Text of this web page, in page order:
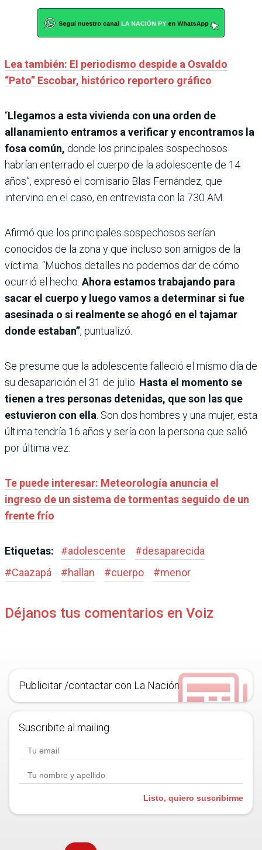
Lea también: El periodismo despide a Osvaldo
“Pato” Escobar, histórico reportero gráfico
“Llegamos a esta vivienda con una orden de
allanamiento entramos a verificar y encontramos la
fosa común, donde los principales sospechosos
habrían enterrado el cuerpo de la adolescente de 14
años”, expresó el comisario Blas Fernández, que
intervino en el caso, en entrevista con la 730 AM.
Afirmó que los principales sospechosos serían
conocidos de la zona y que incluso son amigos de la
víctima. “Muchos detalles no podemos dar de cómo
ocurrió el hecho. Ahora estamos trabajando para
sacar el cuerpo y luego vamos a determinar si fue
asesinada o si realmente se ahogó en el tajamar
donde estaban”, puntualizó.
Se presume que la adolescente falleció el mismo día de
su desaparición el 31 de julio. Hasta el momento se
tienen a tres personas detenidas, que son las que
estuvieron con ella. Son dos hombres y una mujer, esta
última tendría 16 años y sería con la persona que salió
por última vez.
Te puede interesar: Meteorología anuncia el
ingreso de un sistema de tormentas seguido de un
frente frío
Etiquetas: #adolescente #desaparecida
#Caazapá #hallan #cuerpo #menor
Déjanos tus comentarios en Voiz
Publicitar /contactar con La Nación
Suscribite al mailing.
Listo, quiero suscribirme